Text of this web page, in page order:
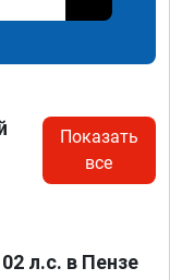
Показать
все
л.с. в Пензе